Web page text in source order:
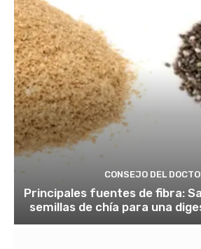
CONSEJO DEL
Principales fuentes de fibra:
semillas de chía para una